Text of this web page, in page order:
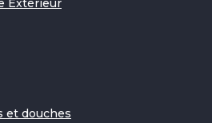
Extérieur
et douches